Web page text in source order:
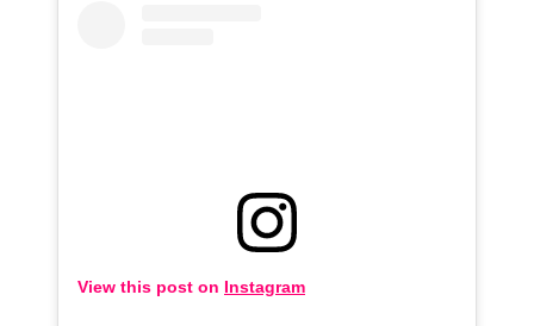
View this post on Instagram